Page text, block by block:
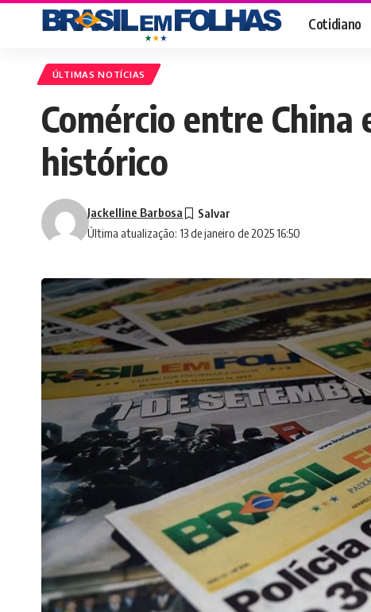
Cotidiano
ÚLTIMAS NOTÍCIAS
Comércio entre China
histórico
Última atualização: 13 de janeiro de 2025 16:50
Jackelline Barbosa